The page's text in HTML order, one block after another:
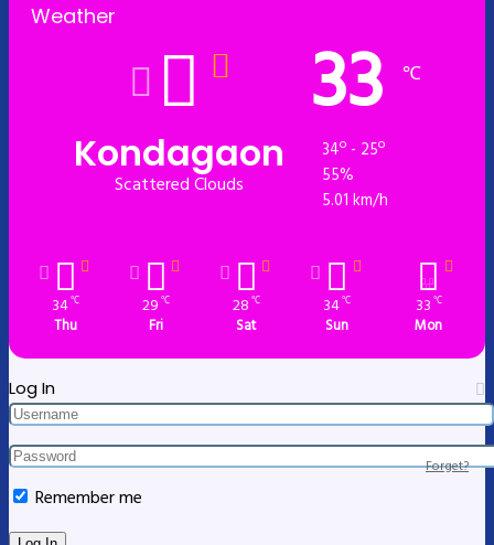
Weather
Kondagaon
Scattered Clouds
33 ℃
34º - 25º
55%
5.01 km/h
34 ℃
Thu
29 ℃
Fri
28 ℃
Sat
34℃
Sun
33 ℃
Mon
Log In
Forget?
Remember me